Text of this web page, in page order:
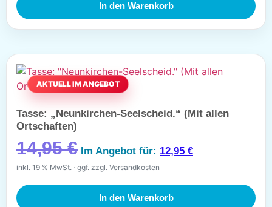
In den Warenkorb
Tasse: „Neunkirchen-Seelscheid.“ (Mit allen
Ortschaften)
14,95€ Im Angebot für: 12,95 €
inkl. 19 % MwSt. ggf. zzgl. Versandkosten
In den Warenkorb